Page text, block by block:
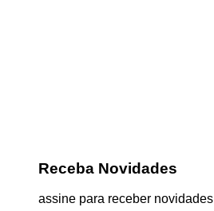
Receba Novidades
assine para receber novidades